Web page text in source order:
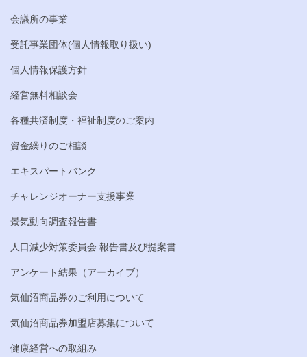
会議所の事業
受託事業団体(個人情報取り扱い)
個人情報保護方針
経営無料相談会
各種共済制度・福祉制度のご案内
資金繰りのご相談
エキスパートバンク
チャレンジオーナー支援事業
景気動向調査報告書
人口減少対策委員会 報告書及び提案書
アンケート結果（アーカイブ）
気仙沼商品券のご利用について
気仙沼商品券加盟店募集について
健康経営への取組み